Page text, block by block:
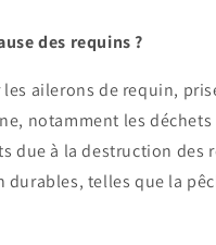
des requins ?
les ailerons de requin,
notamment les
due à la destruction des
durables, telles que la